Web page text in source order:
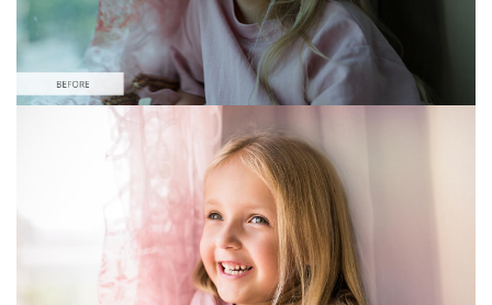
Please select
Free Photoshop Overlay #9 Small 800*533px
Pastel Collection